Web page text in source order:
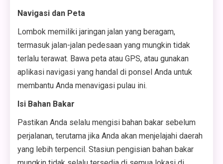
Navigasi dan Peta
Lombok memiliki jaringan jalan yang beragam,
termasuk jalan-jalan pedesaan yang mungkin tidak
terlalu terawat. Bawa peta atau GPS, atau gunakan
aplikasi navigasi yang handal di ponsel Anda untuk
membantu Anda menavigasi pulau ini.
Isi Bahan Bakar
Pastikan Anda selalu mengisi bahan bakar sebelum
perjalanan, terutama jika Anda akan menjelajahi daerah
yang lebih terpencil. Stasiun pengisian bahan bakar